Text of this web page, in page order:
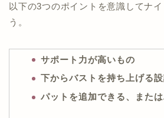
以下の3つのポイントを意識してナ
う。
サポート力が高いもの
下からバストを持ち上げる
パットを追加できる、また